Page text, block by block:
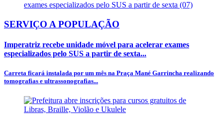
SERVIÇO A POPULAÇÃO
Imperatriz recebe unidade móvel para acelerar exames
especializados pelo SUS a partir de sexta...
Carreta ficará instalada por um mês na Praça Mané Garrincha realizando
tomografias e ultrassonografias...